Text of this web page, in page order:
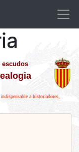
escudos
a historiadores,